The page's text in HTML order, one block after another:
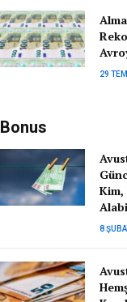
29
Bonus
Kim,
8